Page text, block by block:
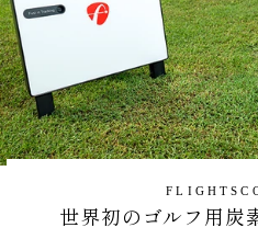
世界初のゴルフ用炭